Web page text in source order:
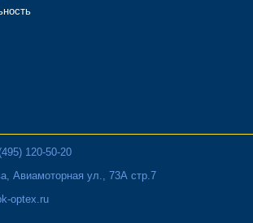
120-50-20
Авиамоторная ул., 73А стр.7
optex.ru